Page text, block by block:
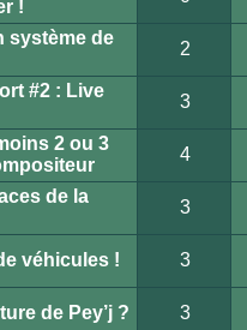
!
système de
2
#2 : Live
3
2 ou 3
4
de la
3
véhicules ! 3
de Pey’j ? 3